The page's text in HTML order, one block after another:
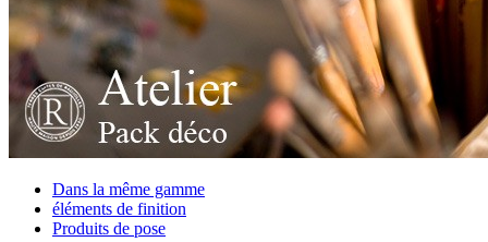
Dans la même gamme
éléments de finition
Produits de pose